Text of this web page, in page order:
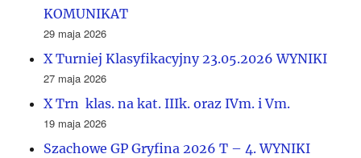
KOMUNIKAT
29 maja 2026
X Turniej Klasyfikacyjny 23.05.2026 WYNIKI
27 maja 2026
X Trn klas. na kat. IIIk. oraz IVm. i Vm.
19 maja 2026
Szachowe GP Gryfina 2026 T – 4. WYNIKI